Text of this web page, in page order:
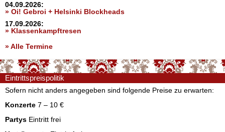
04.09.2026:
» Oi! Gebroi + Helsinki Blockheads
17.09.2026:
» Klassenkampftresen
» Alle Termine
Eintrittspreispolitik
Sofern nicht anders angegeben sind folgende Preise zu erwarten:
Konzerte 7 – 10 €
Partys Eintritt frei